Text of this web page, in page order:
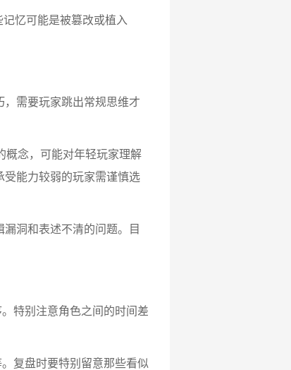
忆可能是被篡改或植入
需要玩家跳出常规思维才
念，可能对年轻玩家理解
能力较弱的玩家需谨慎选
洞和表述不清的问题。目
特别注意角色之间的时间差
复盘时要特别留意那些看似